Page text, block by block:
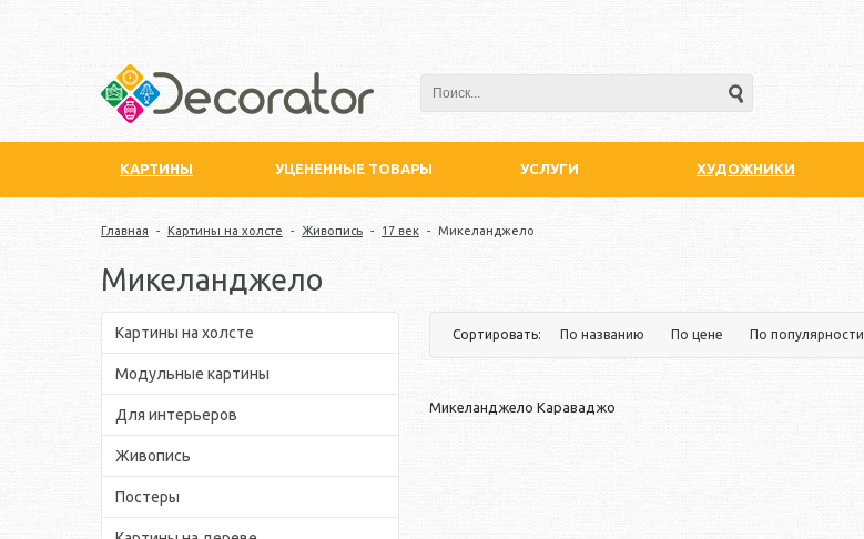
КАРТИНЫ УЦЕНЕННЫЕ ТОВАРЫ УСЛУГИ ХУДОЖНИКИ
Главная - Картины на холсте - Живопись - 17 век - Микеланджело
Микеланджело
Картины на холсте
Модульные картины
Для интерьеров
Живопись
Постеры
Сортировать: По названию По цене По популярности
Микеланджело Караваджо